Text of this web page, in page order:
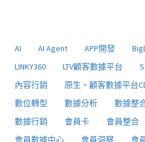
AI AI Agent APP開發
LINKY360
LTV顧客數據平台
內容行銷
原生。顧客數據平台
數位轉型
數據分析 數據整
數據行銷
會員卡 會員整合
會員數據中心
會員洞察 會